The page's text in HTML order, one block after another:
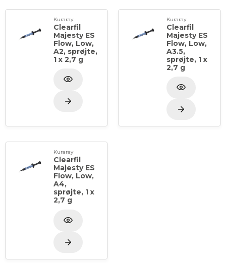
Kuraray
Clearfil
Majesty ES
Flow, Low,
A2, sprøjte,
1 x 2,7 g
Kuraray
Clearfil
Majesty ES
Flow, Low,
A3.5,
sprøjte, 1 x
2,7 g
Kuraray
Clearfil
Majesty ES
Flow, Low,
A4,
sprøjte, 1 x
2,7 g